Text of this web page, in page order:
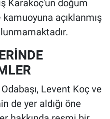
Karakoç'un doğum
açıklanmış
Levent Koç ve
de yer aldığı öne